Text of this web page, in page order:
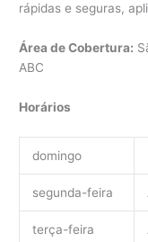
rápidas e seguras,
Área de Cobertura:
ABC
Horários
domingo
segunda-feira
terça-feira